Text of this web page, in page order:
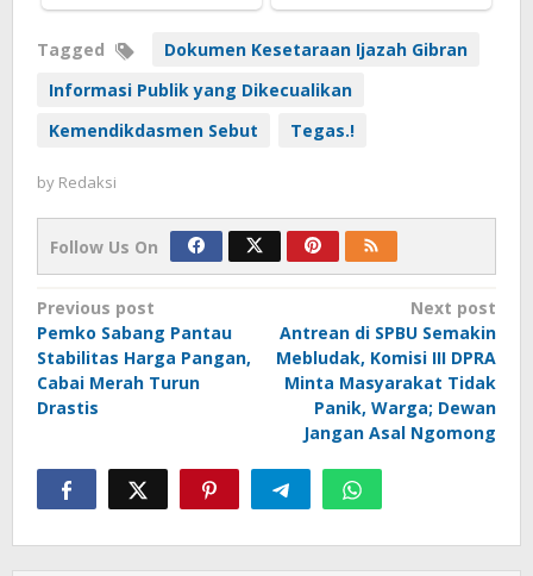
Tagged
Dokumen Kesetaraan Ijazah Gibran
Informasi Publik yang Dikecualikan
Kemendikdasmen Sebut
Tegas.!
by Redaksi
Follow Us On
Post
navigation
Previous post
Pemko Sabang Pantau
Stabilitas Harga Pangan,
Cabai Merah Turun
Drastis
Next post
Antrean di SPBU Semakin
Mebludak, Komisi III DPRA
Minta Masyarakat Tidak
Panik, Warga; Dewan
Jangan Asal Ngomong